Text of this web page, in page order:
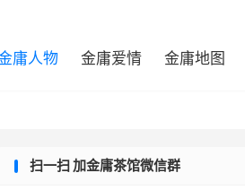
庸人物 金庸爱情 金庸地图
扫一扫 加金庸茶馆微信群